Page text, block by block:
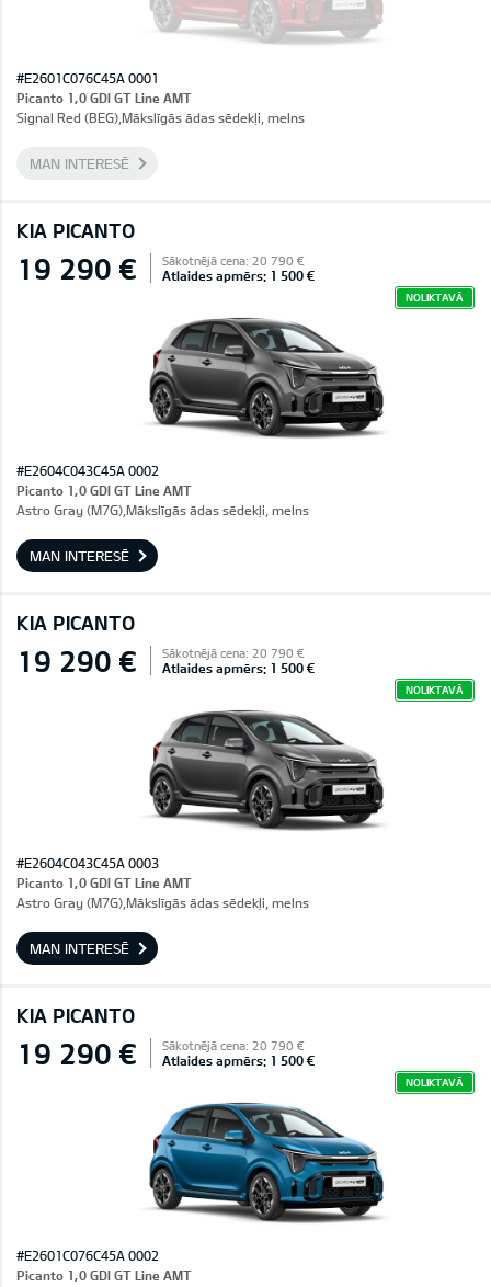
#E2601C076C45A 0001
Picanto 1,0 GDI GT Line AMT
Signal Red (BEG),Mākslīgās ādas sēdekļi, melns
MAN INTERESĒ
KIA PICANTO
19 290 € Sākotnējā cena: 20 790 €
Atlaides apmērs: 1 500 €
NOLIKTAVĀ
#E2604C043C45A 0002
Picanto 1,0 GDI GT Line AMT
Astro Gray (M7G),Mākslīgās ādas sēdekļi, melns
MAN INTERESĒ
KIA PICANTO
19 290 € Sākotnējā cena: 20 790 €
Atlaides apmērs: 1 500 €
NOLIKTAVĀ
#E2604C043C45A 0003
Picanto 1,0 GDI GT Line AMT
Astro Gray (M7G),Mākslīgās ādas sēdekļi, melns
MAN INTERESĒ
KIA PICANTO
19 290 € Sākotnējā cena: 20 790 €
Atlaides apmērs: 1 500 €
NOLIKTAVĀ
#E2601C076C45A 0002
Picanto 1,0 GDI GT Line AMT